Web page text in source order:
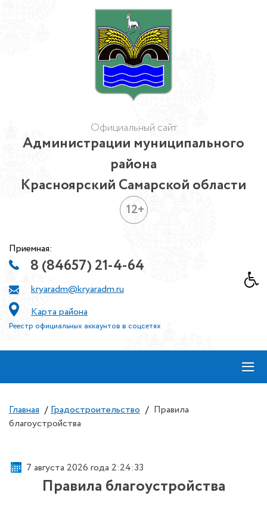
Официальный сайт
Администрации муниципального
района
Красноярский Самарской области
12+
Приемная:
8 (84657) 21-4-64
kryaradm@kryaradm.ru
Карта района
Реестр официальных аккаунтов в соцсетях
≡
Главная / Градостроительство / Правила
благоустройства
7 августа 2026 года 2:24:33
Правила благоустройства